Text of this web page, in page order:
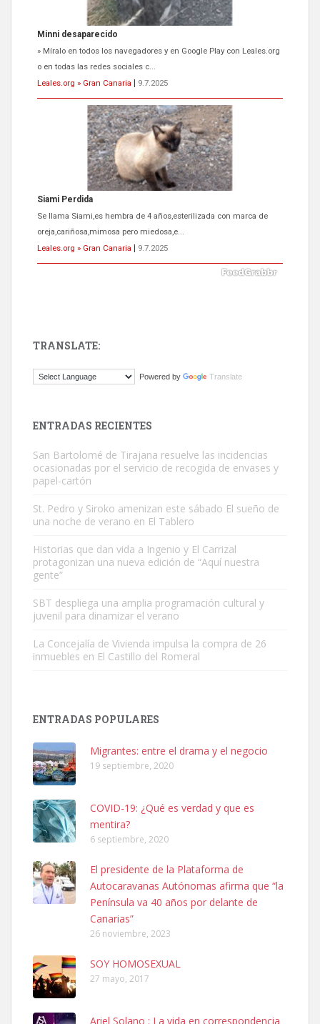
Minni desaparecido
» Míralo en todos los navegadores y en Google Play con Leales.org
o en todas las redes sociales c...
Leales.org » Gran Canaria
9.7.2025
Siami Perdida
Se llama Siami,es hembra de 4 años,esterilizada con marca de
oreja,cariñosa,mimosa pero miedosa,e...
Leales.org » Gran Canaria
9.7.2025
El ayuntamiento se va a llevar a Los Gatos callejeros de la zona los
Este gato macho ha aparecido en la calle hace menos de un mes,
es muy manso y extremadamente cari...
Leales.org » Gran Canaria
Leales.org » Gran Canaria
SHIBA PERDIDO AVDA JOSE MESA Y LOPEZ
PERRO MACHO RAZA SHIBA CON MICROCHIP PERDIDO HOY
06/07/2025 ZONA MESA Y LOPEZ. ES MUY ASUSTADIZO
Leales.org » Gran Canaria
6.7.2025
TRANSLATE:
Powered by Translate
ENTRADAS RECIENTES
San Bartolomé de Tirajana resuelve las incidencias
ocasionadas por el servicio de recogida de envases y
papel-cartón
St. Pedro y Siroko amenizan este sábado El sueño de
una noche de verano en El Tablero
Historias que dan vida a Ingenio y El Carrizal
protagonizan una nueva edición de “Aquí nuestra
gente”
SBT despliega una amplia programación cultural y
juvenil para dinamizar el verano
La Concejalía de Vivienda impulsa la compra de 26
inmuebles en El Castillo del Romeral
ENTRADAS POPULARES
Migrantes: entre el drama y el negocio
19 septiembre, 2020
COVID-19: ¿Qué es verdad y que es
mentira?
6 septiembre, 2020
El presidente de la Plataforma de
Autocaravanas Autónomas afirma que “la
Península va 40 años por delante de
Canarias”
26 noviembre, 2023
SOY HOMOSEXUAL
27 mayo, 2017
Ariel Solano : La vida en correspondencia